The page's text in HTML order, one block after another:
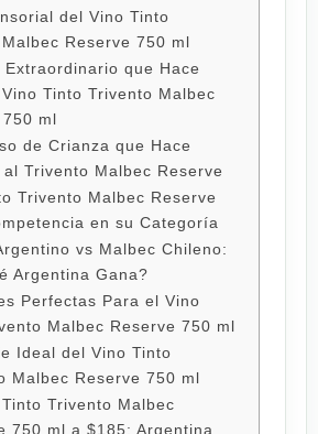
del Vino Tinto
Reserve 750 ml
Extraordinario que Hace
Tinto Trivento Malbec
ml
de Crianza que Hace
al Trivento Malbec Reserve
Trivento Malbec Reserve
en su Categoría
vs Malbec Chileno:
Argentina Gana?
Perfectas Para el Vino
Malbec Reserve 750 ml
Ideal del Vino Tinto
Malbec Reserve 750 ml
Trivento Malbec
750 ml a $185: Argentina